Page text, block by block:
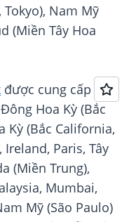
Nam Mỹ
(Miền Tây Hoa
được cung cấp ở
Hoa Kỳ (Bắc
Kỳ (Bắc California,
Ireland, Paris, Tây
(Miền Trung),
Mumbai,
Mỹ (São Paulo)